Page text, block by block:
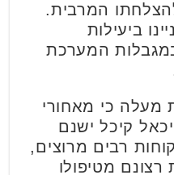
המרבית.
ביעילות
המערכת
מעלה כי מאחורי
קיכל ישנם
רבים מרוצים,
מטיפולו